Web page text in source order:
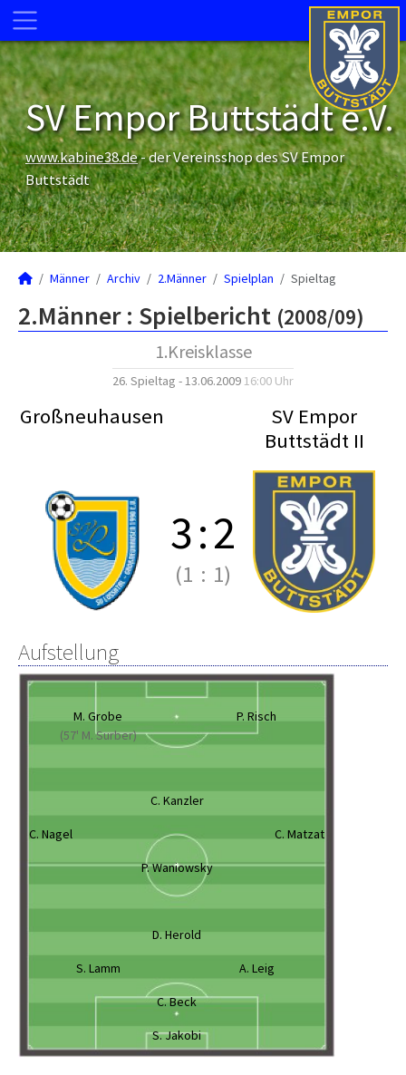
SV Empor Buttstädt e.V.
www.kabine38.de- der Vereinsshop des SV Empor
Buttstädt
Männer Archiv 2.Männer Spielplan Spieltag
2.Männer : Spielbericht (2008/09)
1.Kreisklasse
26. Spieltag - 13.06.2009 16:00 Uhr
Großneuhausen
SV Empor
Buttstädt II
3:2
(1 : 1)
Aufstellung
M. Grobe
(57' M. Surber)
P. Risch
C. Kanzler
C. Nagel C. Matzat
P. Waniowsky
D. Herold
S. Lamm A. Leig
C. Beck
S. Jakobi